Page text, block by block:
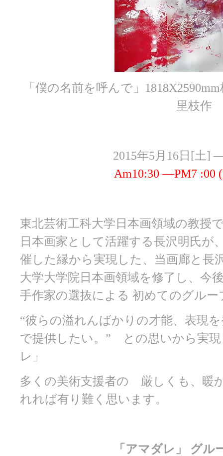
「僕の名前を呼んで」
里枝作
2015年5月16日[土]
Am10:30 ―PM7 :00
東北芸術工科大学日本画領域の教授
日本画家として活躍する長沢明氏が
催した縁から実現した、当画廊と長
大学大学院日本画領域を修了し、今
手作家の選抜による 初めてのグルー
“彼らの溢れんばかりの才能、表現
で提供したい。” との思いから実
レ」
多くの美術支援者の 厳しくも、暖
れれば有り難く思います。
「アマダレ」 グル